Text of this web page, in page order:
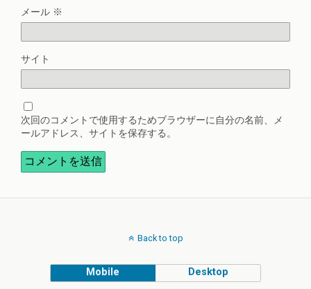
メール ※
サイト
次回のコメントで使用するためブラウザーに自分の名前、メ
ールアドレス、サイトを保存する。
Back to top
Mobile Desktop